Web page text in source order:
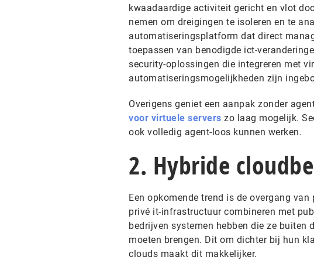
kwaadaardige activiteit gericht en vlot
nemen om dreigingen te isoleren en te
automatiseringsplatform dat direct
toepassen van benodigde ict-
security-oplossingen die integreren met
automatiseringsmogelijkheden zijn
Overigens geniet een aanpak zonder
voor virtuele servers zo laag mogelijk.
ook volledig agent-loos kunnen werken.
2. Hybride
Een opkomende trend is de overgang
privé it-infrastructuur combineren met
bedrijven systemen hebben die ze buiten
moeten brengen. Dit om dichter bij hun
clouds maakt dit makkelijker.